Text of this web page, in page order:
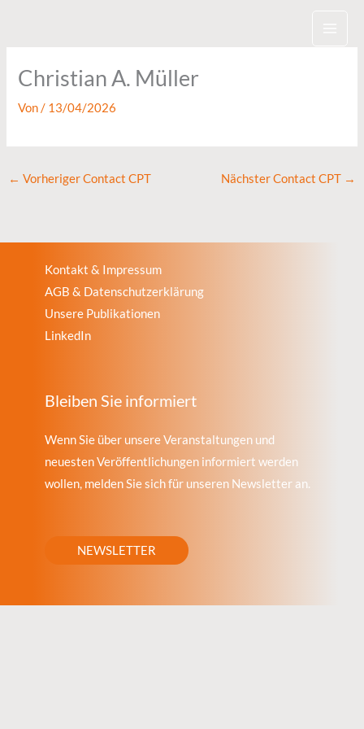
Christian A. Müller
Von/ 13/04/2026
← Vorheriger Contact CPT Nächster Contact CPT →
Kontakt & Impressum
AGB & Datenschutzerklärung
Unsere Publikationen
LinkedIn
Bleiben Sie informiert
Wenn Sie über unsere Veranstaltungen und
neuesten Veröffentlichungen informiert werden
wollen, melden Sie sich für unseren Newsletter an.
NEWSLETTER